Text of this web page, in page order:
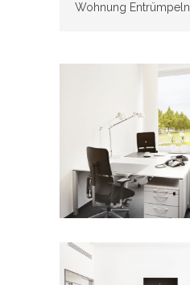
Wohnung Entrümpeln